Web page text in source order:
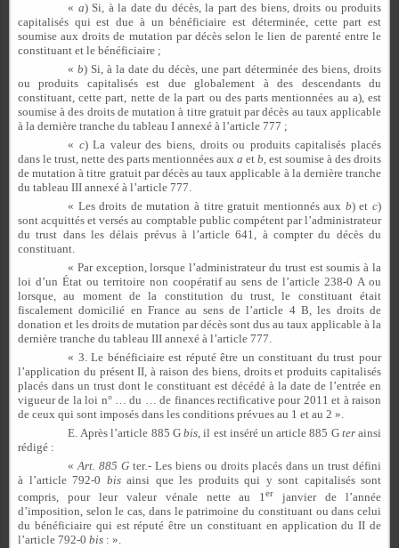
« a) Si, à la date du décès, la part des biens, droits ou produits
capitalisés qui est due à un bénéficiaire est déterminée, cette part est
soumise aux droits de mutation par décès selon le lien de parenté entre le
constituant et le bénéficiaire ;
« b) Si, à la date du décès, une part déterminée des biens, droits
ou produits capitalisés est due globalement à des descendants du
constituant, cette part, nette de la part ou des parts mentionnées au a), est
soumise à des droits de mutation à titre gratuit par décès au taux applicable
à la dernière tranche du tableau I annexé à l’article 777 ;
« c) La valeur des biens, droits ou produits capitalisés placés
dans le trust, nette des parts mentionnées aux a et b, est soumise à des droits
de mutation à titre gratuit par décès au taux applicable à la dernière tranche
du tableau III annexé à l’article 777.
« Les droits de mutation à titre gratuit mentionnés aux b) etc)
sont acquittés et versés au comptable public compétent par l’administrateur
du trust dans les délais prévus à l’article 641, à compter du décès du
constituant.
« Par exception, lorsque l’administrateur du trust est soumis à la
loi d’un État ou territoire non coopératif au sens de l’article 238-0 A ou
lorsque, au moment de la constitution du trust, le constituant était
fiscalement domicilié en France au sens de l’article 4 B, les droits de
donation et les droits de mutation par décès sont dus au taux applicable à la
dernière tranche du tableau III annexé à l’article 777.
« 3. Le bénéficiaire est réputé être un constituant du trust pour
l’application du présent II, à raison des biens, droits et produits capitalisés
placés dans un trust dont le constituant est décédé à la date de l’entrée en
vigueur de la loi n° … du … de finances rectificative pour 2011 et à raison
de ceux qui sont imposés dans les conditions prévues au 1 et au 2 ».
E. Après l’article 885 Gbis, il est inséré un article 885 G terainsi
rédigé :
«Art. 885 G ter.- Les biens ou droits placés dans un trust défini
à l’article 792-0 bisainsi que les produits qui y sont capitalisés sont
compris, pour leur valeur vénale nette au 1er
janvier de l’année
d’imposition, selon le cas, dans le patrimoine du constituant ou dans celui
du bénéficiaire qui est réputé être un constituant en application du II de
l’article 792-0 bis : ».